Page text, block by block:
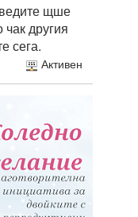
щше
чак другия
сега.
Активен